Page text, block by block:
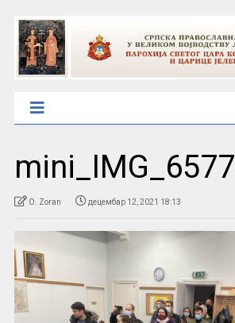
mini_IMG_6577
O. Zoran децембар 12, 2021 18:13